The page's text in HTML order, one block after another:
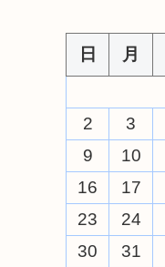
日
月
2
3
9
10
16
17
23
24
30
31